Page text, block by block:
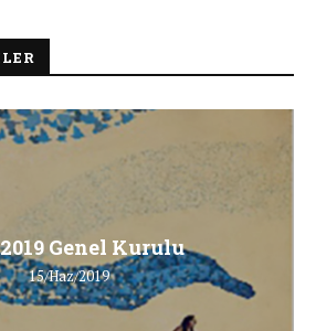
Genel Kurulu
15/Haz/2019